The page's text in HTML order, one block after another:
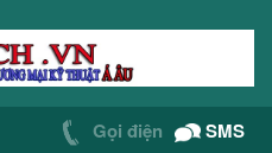
Gọi điện SMS